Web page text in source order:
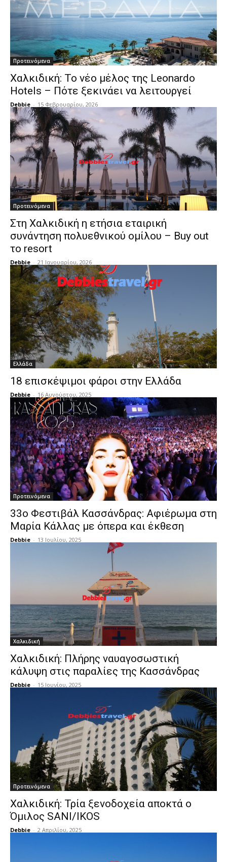
Προτεινόμενα
Χαλκιδική: Το νέο μέλος της Leonardo
Hotels – Πότε ξεκινάει να λειτουργεί
Debbie - 15 Φεβρουαρίου, 2026
Προτεινόμενα
Στη Χαλκιδική η ετήσια εταιρική
συνάντηση πολυεθνικού ομίλου – Buy out
το resort
Debbie - 21 Ιανουαρίου, 2026
Ελλάδα
18 επισκέψιμοι φάροι στην Ελλάδα
Debbie - 16 Αυγούστου, 2025
Προτεινόμενα
33ο Φεστιβάλ Κασσάνδρας: Αφιέρωμα στη
Μαρία Κάλλας με όπερα και έκθεση
Debbie - 13 Ιουλίου, 2025
Χαλκιδική
Χαλκιδική: Πλήρης ναυαγοσωστική
κάλυψη στις παραλίες της Κασσάνδρας
Debbie - 15 Ιουνίου, 2025
Προτεινόμενα
Χαλκιδική: Τρία ξενοδοχεία αποκτά ο
Όμιλος SANI/IKOS
Debbie - 2 Απριλίου, 2025